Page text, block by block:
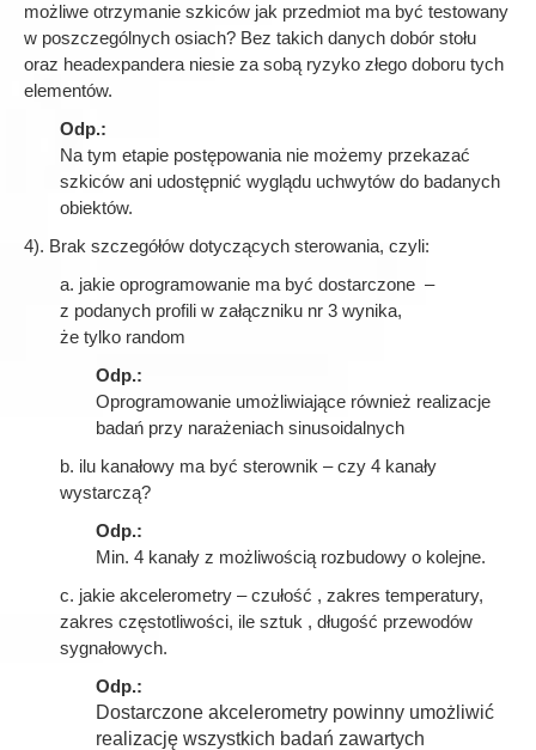
możliwe otrzymanie szkiców jak przedmiot ma być testowany
w poszczególnych osiach? Bez takich danych dobór stołu
oraz headexpandera niesie za sobą ryzyko złego doboru tych
elementów.
Odp.:
Na tym etapie postępowania nie możemy przekazać
szkiców ani udostępnić wyglądu uchwytów do badanych
obiektów.
4). Brak szczegółów dotyczących sterowania, czyli:
a. jakie oprogramowanie ma być dostarczone –
z podanych profili w załączniku nr 3 wynika,
że tylko random
Odp.:
Oprogramowanie umożliwiające również realizacje
badań przy narażeniach sinusoidalnych
b. ilu kanałowy ma być sterownik – czy 4 kanały
wystarczą?
Odp.:
Min. 4 kanały z możliwością rozbudowy o kolejne.
c. jakie akcelerometry – czułość , zakres temperatury,
zakres częstotliwości, ile sztuk , długość przewodów
sygnałowych.
Odp.:
Dostarczone akcelerometry powinny umożliwić
realizację wszystkich badań zawartych